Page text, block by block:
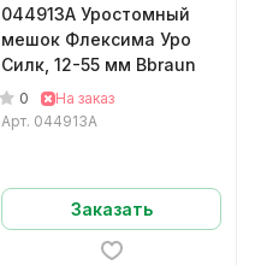
044913А Уростомный
мешок Флексима Уро
Силк, 12-55 мм Bbraun
0
На заказ
Арт. 044913А
Заказать